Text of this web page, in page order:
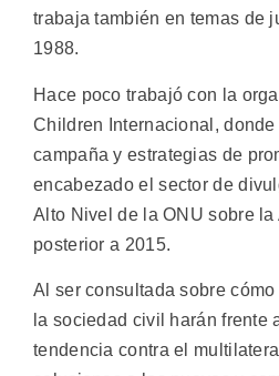
trabaja también en temas de
1988.
Hace poco trabajó con la
Children Internacional,
campaña y estrategias de
encabezado el sector de
Alto Nivel de la ONU sobre
posterior a 2015.
Al ser consultada sobre
la sociedad civil harán frente
tendencia contra el